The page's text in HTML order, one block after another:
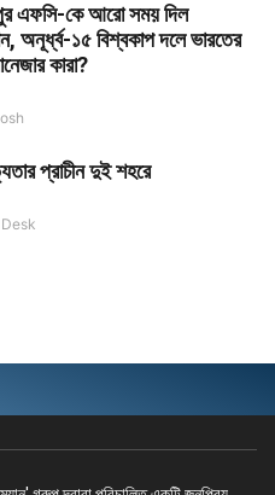
এফসি-কে আরো সময় দিল
অনূর্ধ্ব-১৫ বিশ্বকাপ দলে ভারতের
কারা?
প্রাচীন দুই শহরে